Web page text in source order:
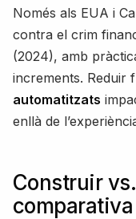
Només als EUA i
contra el crim
(2024), amb
increments. Reduir
automatitzats
enllà de
Construir